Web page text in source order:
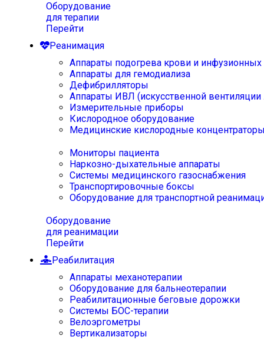
Оборудование
для терапии
Перейти
Реанимация
Аппараты подогрева крови и инфузионных
Аппараты для гемодиализа
Дефибрилляторы
Аппараты ИВЛ (искусственной вентиляции
Измерительные приборы
Кислородное оборудование
Медицинские кислородные
Мониторы пациента
Наркозно-дыхательные аппараты
Системы медицинского газоснабжения
Транспортировочные боксы
Оборудование для транспортной
Оборудование
для реанимации
Перейти
Реабилитация
Аппараты механотерапии
Оборудование для бальнеотерапии
Реабилитационные беговые дорожки
Системы БОС-терапии
Велоэргометры
Вертикализаторы